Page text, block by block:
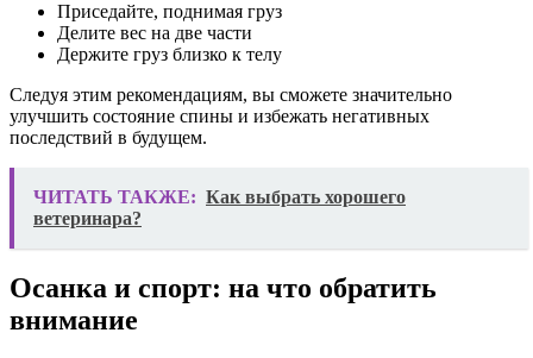
Приседайте, поднимая груз
Делите вес на две части
Держите груз близко к телу
Следуя этим рекомендациям, вы сможете значительно
улучшить состояние спины и избежать негативных
последствий в будущем.
ЧИТАТЬ ТАКЖЕ: Как выбрать хорошего
ветеринара?
Осанка и спорт: на что обратить
внимание